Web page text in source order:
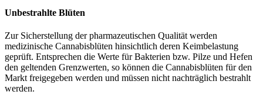
Unbestrahlte Blüten
Zur Sicherstellung der pharmazeutischen Qualität werden
medizinische Cannabisblüten hinsichtlich deren Keimbelastung
geprüft. Entsprechen die Werte für Bakterien bzw. Pilze und Hefen
den geltenden Grenzwerten, so können die Cannabisblüten für den
Markt freigegeben werden und müssen nicht nachträglich bestrahlt
werden.